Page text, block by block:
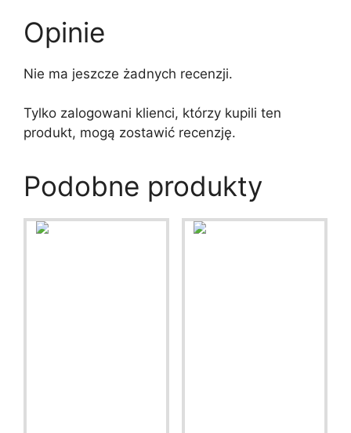
Opinie
Nie ma jeszcze żadnych recenzji.
Tylko zalogowani klienci, którzy kupili ten
produkt, mogą zostawić recenzję.
Podobne produkty